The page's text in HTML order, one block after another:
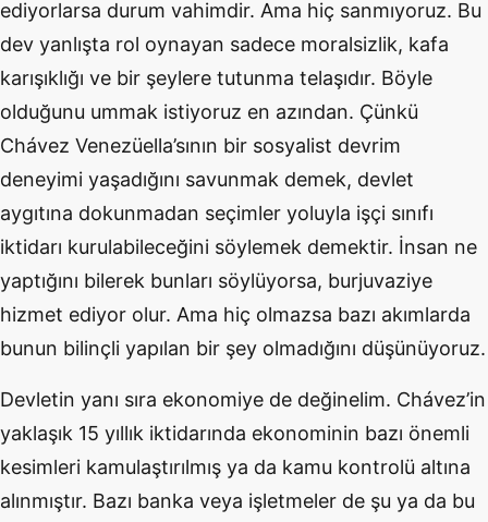
ediyorlarsa durum vahimdir. Ama hiç sanmıyoruz. Bu
dev yanlışta rol oynayan sadece moralsizlik, kafa
karışıklığı ve bir şeylere tutunma telaşıdır. Böyle
olduğunu ummak istiyoruz en azından. Çünkü
Chávez Venezüella’sının bir sosyalist devrim
deneyimi yaşadığını savunmak demek, devlet
aygıtına dokunmadan seçimler yoluyla işçi sınıfı
iktidarı kurulabileceğini söylemek demektir. İnsan ne
yaptığını bilerek bunları söylüyorsa, burjuvaziye
hizmet ediyor olur. Ama hiç olmazsa bazı akımlarda
bunun bilinçli yapılan bir şey olmadığını düşünüyoruz.
Devletin yanı sıra ekonomiye de değinelim. Chávez’in
yaklaşık 15 yıllık iktidarında ekonominin bazı önemli
kesimleri kamulaştırılmış ya da kamu kontrolü altına
alınmıştır. Bazı banka veya işletmeler de şu ya da bu